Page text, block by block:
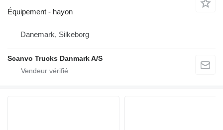
Équipement - hayon
Danemark, Silkeborg
Scanvo Trucks Danmark A/S